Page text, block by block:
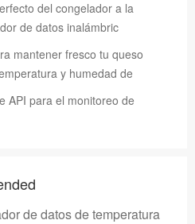
del congelador a la
de datos inalámbric
mantener fresco tu queso
y humedad de
API para el monitoreo de
de datos de temperatura